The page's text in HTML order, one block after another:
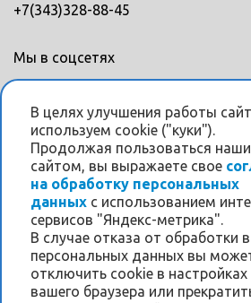
В целях улучшения работы
используем cookie ("куки").
Продолжая пользоваться
сайтом, вы выражаете свое
на обработку персональных
данных с использованием
сервисов "Яндекс-метрика".
В случае отказа от обработки
персональных данных вы
отключить cookie в настройках
вашего браузера или
+7(343)328-88-45
Мы в соцсетях
Информация на данном интернет-
исключительно ознакомительный
каких условиях не является
определяемой положениями
Гражданского кодекса РФ.
Перед проведением любого
проводится обязательная